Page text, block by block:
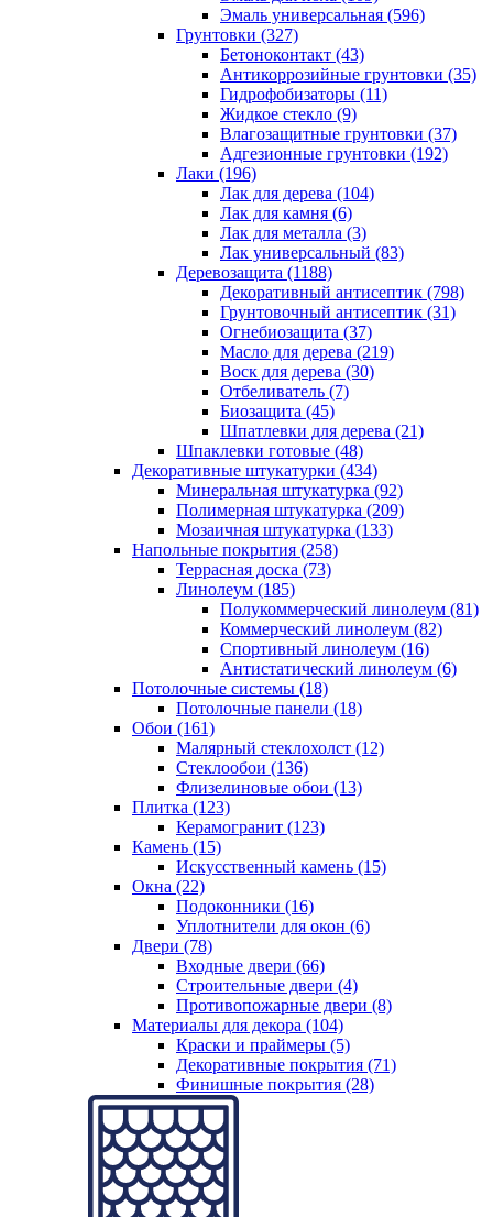
Эмаль универсальная (596)
Грунтовки (327)
Бетоноконтакт (43)
Антикоррозийные грунтовки (35)
Гидрофобизаторы (11)
Жидкое стекло (9)
Влагозащитные грунтовки (37)
Адгезионные грунтовки (192)
Лаки (196)
Лак для дерева (104)
Лак для камня (6)
Лак для металла (3)
Лак универсальный (83)
Деревозащита (1188)
Декоративный антисептик (798)
Грунтовочный антисептик (31)
Огнебиозащита (37)
Масло для дерева (219)
Воск для дерева (30)
Отбеливатель (7)
Биозащита (45)
Шпатлевки для дерева (21)
Шпаклевки готовые (48)
Декоративные штукатурки (434)
Минеральная штукатурка (92)
Полимерная штукатурка (209)
Мозаичная штукатурка (133)
Напольные покрытия (258)
Террасная доска (73)
Линолеум (185)
Полукоммерческий линолеум (81)
Коммерческий линолеум (82)
Спортивный линолеум (16)
Антистатический линолеум (6)
Потолочные системы (18)
Потолочные панели (18)
Обои (161)
Малярный стеклохолст (12)
Стеклообои (136)
Флизелиновые обои (13)
Плитка (123)
Керамогранит (123)
Камень (15)
Искусственный камень (15)
Окна (22)
Подоконники (16)
Уплотнители для окон (6)
Двери (78)
Входные двери (66)
Строительные двери (4)
Противопожарные двери (8)
Материалы для декора (104)
Краски и праймеры (5)
Декоративные покрытия (71)
Финишные покрытия (28)